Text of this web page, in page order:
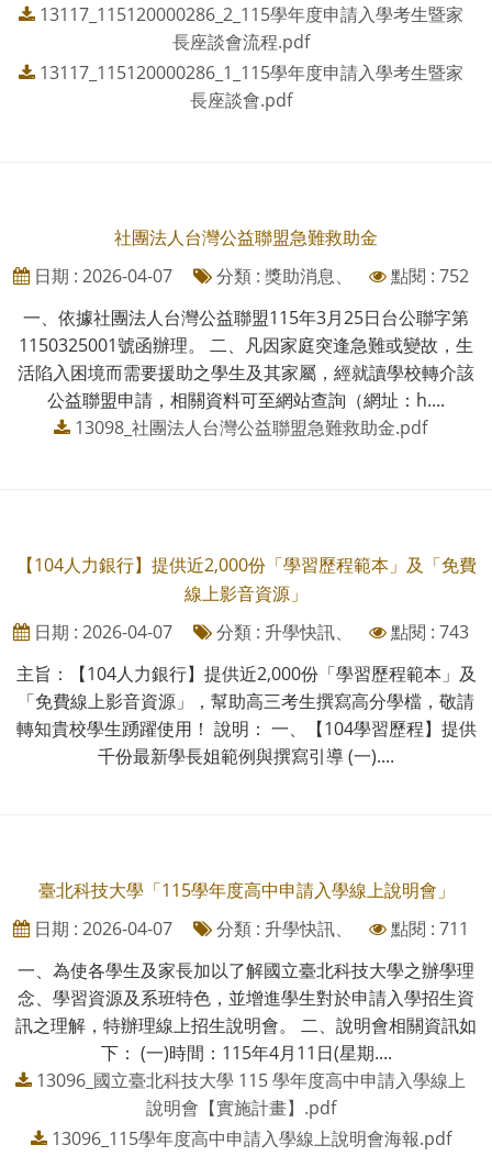
13117_115120000286_2_115學年度申請入學考生暨家
長座談會流程.pdf
13117_115120000286_1_115學年度申請入學考生暨家
長座談會.pdf
社團法人台灣公益聯盟急難救助金
日期 : 2026-04-07
分類 : 獎助消息、
點閱 : 752
一、依據社團法人台灣公益聯盟115年3月25日台公聯字第
1150325001號函辦理。 二、凡因家庭突逢急難或變故，生
活陷入困境而需要援助之學生及其家屬，經就讀學校轉介該
公益聯盟申請，相關資料可至網站查詢（網址：h....
13098_社團法人台灣公益聯盟急難救助金.pdf
【104人力銀行】提供近2,000份「學習歷程範本」及「免費
線上影音資源」
日期 : 2026-04-07
分類 : 升學快訊、
點閱 : 743
主旨：【104人力銀行】提供近2,000份「學習歷程範本」及
「免費線上影音資源」，幫助高三考生撰寫高分學檔，敬請
轉知貴校學生踴躍使用！ 說明： 一、【104學習歷程】提供
千份最新學長姐範例與撰寫引導 (一)....
臺北科技大學「115學年度高中申請入學線上說明會」
日期 : 2026-04-07
分類 : 升學快訊、
點閱 : 711
一、為使各學生及家長加以了解國立臺北科技大學之辦學理
念、學習資源及系班特色，並增進學生對於申請入學招生資
訊之理解，特辦理線上招生說明會。 二、說明會相關資訊如
下： (一)時間：115年4月11日(星期....
13096_國立臺北科技大學 115 學年度高中申請入學線上
說明會【實施計畫】.pdf
13096_115學年度高中申請入學線上說明會海報.pdf